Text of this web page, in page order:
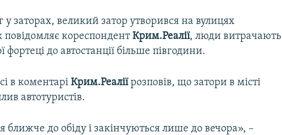
у заторах, великий затор утворився на вулицях
повідомляє кореспондентКрим.Реалії, люди витрачають
фортеці до автостанції більше півгодини.
в коментаріКрим.Реаліїрозповів, що затори в місті
автотуристів.
ближче до обіду і закінчуються лише до вечора», –